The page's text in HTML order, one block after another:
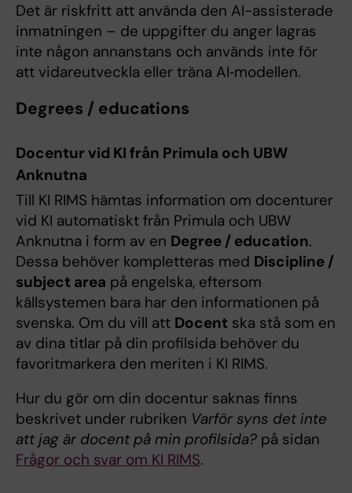
Det är riskfritt att använda den AI-assisterade
inmatningen – de uppgifter du anger lagras
inte någon annanstans och används inte för
att vidareutveckla eller träna AI‑modellen.
Degrees / educations
Docentur vid KI från Primula och UBW
Anknutna
Till KI RIMS hämtas information om docenturer
vid KI automatiskt från Primula och UBW
Anknutna i form av en Degree / education.
Dessa behöver kompletteras med Discipline /
subject area på engelska, eftersom
källsystemen bara har den informationen på
svenska. Om du vill att Docent ska stå som en
av dina titlar på din profilsida behöver du
favoritmarkera den meriten i KI RIMS.
Hur du gör om din docentur saknas finns
beskrivet under rubriken Varför syns det inte
att jag är docent på min profilsida? på sidan
Frågor och svar om KI RIMS.